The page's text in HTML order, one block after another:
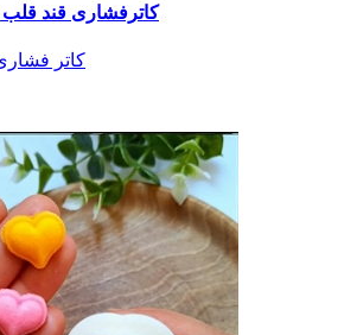
کاترفشاری قند قلب
کاتر